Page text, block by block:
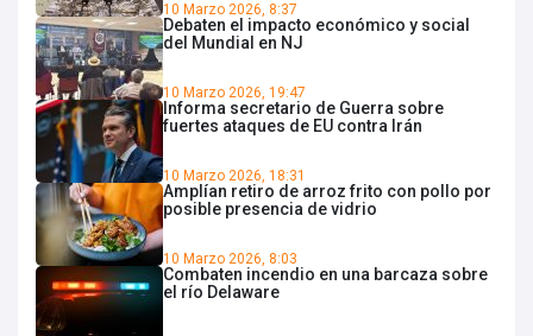
10 Marzo 2026, 8:37
Debaten el impacto económico y social
del Mundial en NJ
10 Marzo 2026, 19:47
Informa secretario de Guerra sobre
fuertes ataques de EU contra Irán
10 Marzo 2026, 18:31
Amplían retiro de arroz frito con pollo por
posible presencia de vidrio
10 Marzo 2026, 8:03
Combaten incendio en una barcaza sobre
el río Delaware